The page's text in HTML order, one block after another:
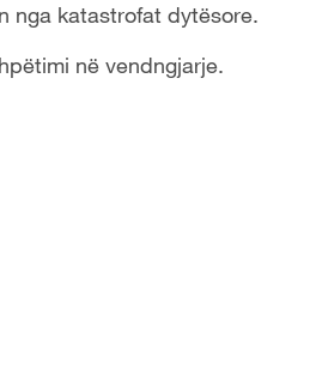
nga katastrofat dytësore.
në vendngjarje.